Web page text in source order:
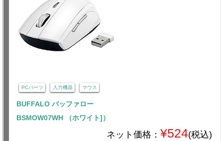
PCパーツ 入力機器 マウス
BUFFALO バッファロー
BSMOW07WH （ホワイト]）
ネット価格： ¥524(税込)